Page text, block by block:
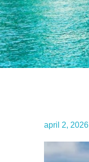
april 2, 2026